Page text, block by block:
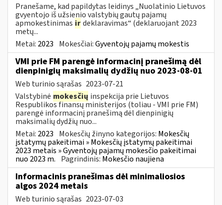
Pranešame, kad papildytas leidinys „Nuolatinio Lietuvos
gvyentojo iš užsienio valstybių gautų pajamų
apmokestinimas irdeklaravimas“ (deklaruojant 2023
metų...
Metai: 2023 Mokesčiai:Gyventojų pajamų mokestis
VMI prie FM parengė informacinį pranešimą dėl
dienpinigių maksimalių dydžių nuo 2023-08-01
Web turinio sąrašas 2023-07-21
Valstybinė mokesčių inspekcija prie Lietuvos
Respublikos finansų ministerijos (toliau - VMI prie FM)
parengė informacinį pranešimą dėl dienpinigių
maksimalių dydžių nuo...
Metai: 2023 Mokesčių žinyno kategorijos: Mokesčių
įstatymų pakeitimai » Mokesčių įstatymų pakeitimai
2023 metais » Gyventojų pajamų mokesčio pakeitimai
nuo 2023 m. Pagrindinis: Mokesčio naujiena
Informacinis pranešimas dėl minimaliosios
algos 2024 metais
Web turinio sąrašas 2023-07-03